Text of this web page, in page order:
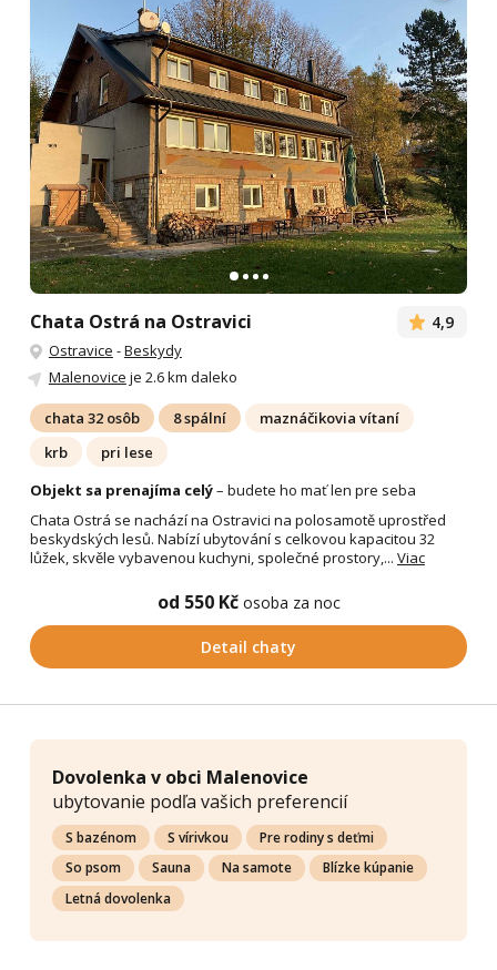
Chata Ostrá na Ostravici 4,9
Ostravice -Beskydy
Malenovice je 2.6 km daleko
chata 32 osôb 8 spální
maznáčikovia vítaní
krb
pri lese
Objekt sa prenajíma celý– budete ho mať len pre seba
Chata Ostrá se nachází na Ostravici na polosamotě uprostřed
beskydských lesů. Nabízí ubytování s celkovou kapacitou 32
lůžek, skvěle vybavenou kuchyni, společné prostory,... Viac
od 550 Kč osoba za noc
Detail chaty
Dovolenka v obci Malenovice
ubytovanie podľa vašich preferencií
S bazénom S vírivkou
Pre rodiny s deťmi
So psom
Sauna Na samote
Blízke kúpanie
Letná dovolenka